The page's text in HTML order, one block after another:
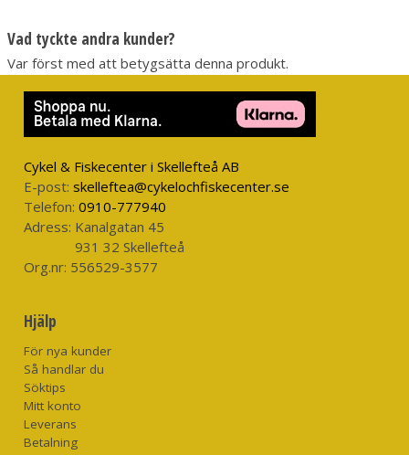
Vad tyckte andra kunder?
Var först med att betygsätta denna produkt.
Cykel & Fiskecenter i Skellefteå AB
E-post: skelleftea@cykelochfiskecenter.se
Telefon: 0910-777940
Adress: Kanalgatan 45
931 32 Skellefteå
Org.nr: 556529-3577
Hjälp
För nya kunder
Så handlar du
Söktips
Mitt konto
Leverans
Betalning